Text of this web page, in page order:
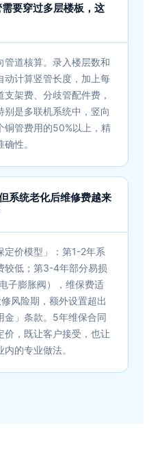
要穿过多层楼板，这
管道核算。录入楼层数和
动计算竖管长度，加上每
架费、分歧管配件费，
别是多联机系统中，竖向
铜管费用的50%以上，精
性。
系统老化后维修费越来
定价模型」：第1-2年系
较低；第3-4年部分易损
子膨胀阀），维保费适
风险期，额外设置超出
金」条款。5年维保合同
价，既让客户接受，也让
的专业做法。